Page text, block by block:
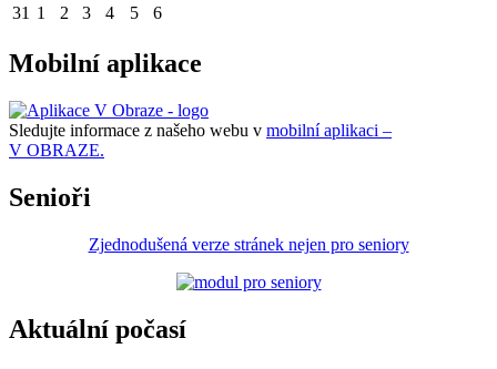
31 1 2 3 4 5 6
Mobilní aplikace
Sledujte informace z našeho webu v mobilní aplikaci –
V OBRAZE.
Senioři
Zjednodušená verze stránek nejen pro seniory
Aktuální počasí